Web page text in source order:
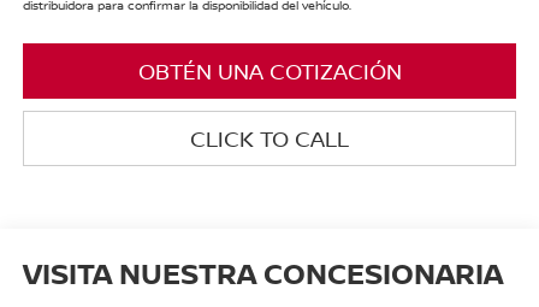
distribuidora para confirmar la disponibilidad del vehículo.
OBTÉN UNA COTIZACIÓN
CLICK TO CALL
VISITA NUESTRA CONCESIONARIA